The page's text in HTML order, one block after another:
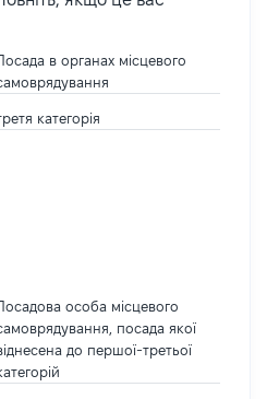
в органах місцевого
категорія
особа місцевого
посада якої
до першої-третьої